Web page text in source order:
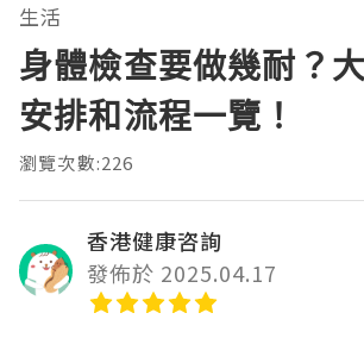
生活
身體檢查要做幾耐？
安排和流程一覽！
瀏覽次數:226
香港健康咨詢
發佈於 2025.04.17